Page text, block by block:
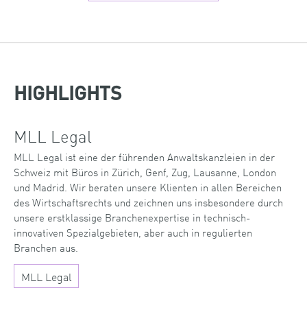
HIGHLIGHTS
MLL Legal
MLL Legal ist eine der führenden Anwaltskanzleien in der
Schweiz mit Büros in Zürich, Genf, Zug, Lausanne, London
und Madrid. Wir beraten unsere Klienten in allen Bereichen
des Wirtschaftsrechts und zeichnen uns insbesondere durch
unsere erstklassige Branchenexpertise in technisch-
innovativen Spezialgebieten, aber auch in regulierten
Branchen aus.
MLL Legal